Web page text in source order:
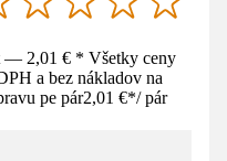
— 2,01 € * Všetky ceny
a bez nákladov na
pe pár2,01 €*/ pár